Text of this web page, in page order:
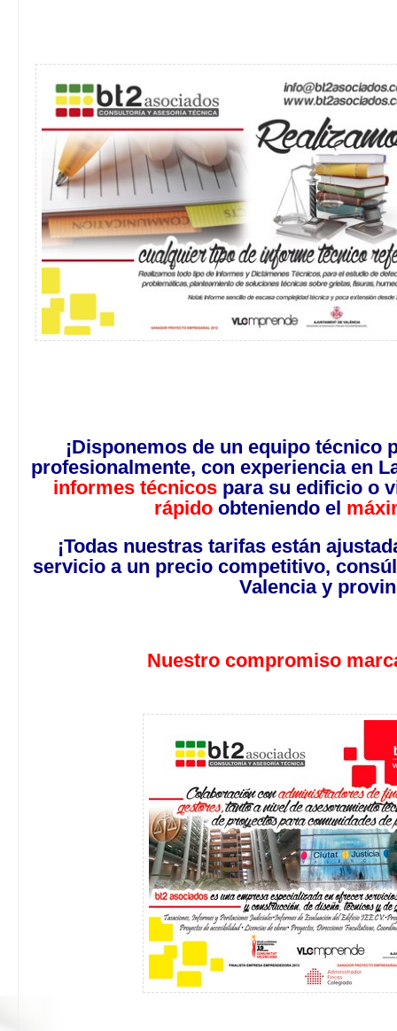
¡Disponemos de un equipo técnico
profesionalmente, con experiencia en
informes técnicos para su edificio o
rápido obteniendo el
¡Todas nuestras tarifas están
servicio a un precio competitivo,
Valencia y
Nuestro compromiso